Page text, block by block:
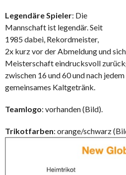
Legendäre Spieler: Die
Mannschaft ist legendär. Seit
1985 dabei, Rekordmeister,
2x kurz vor der Abmeldung und
Meisterschaft eindrucksvoll
zwischen 16 und 60 und nach
gemeinsames Kaltgetränk.
Teamlogo: vorhanden (Bild).
Trikotfarben: orange/schwarz